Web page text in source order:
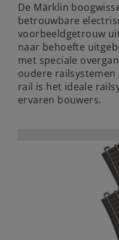
De Märklin
betrouwbare
voorbeeldgetrouw
naar behoefte
met speciale
oudere
rail is het ideale
ervaren bouwers.